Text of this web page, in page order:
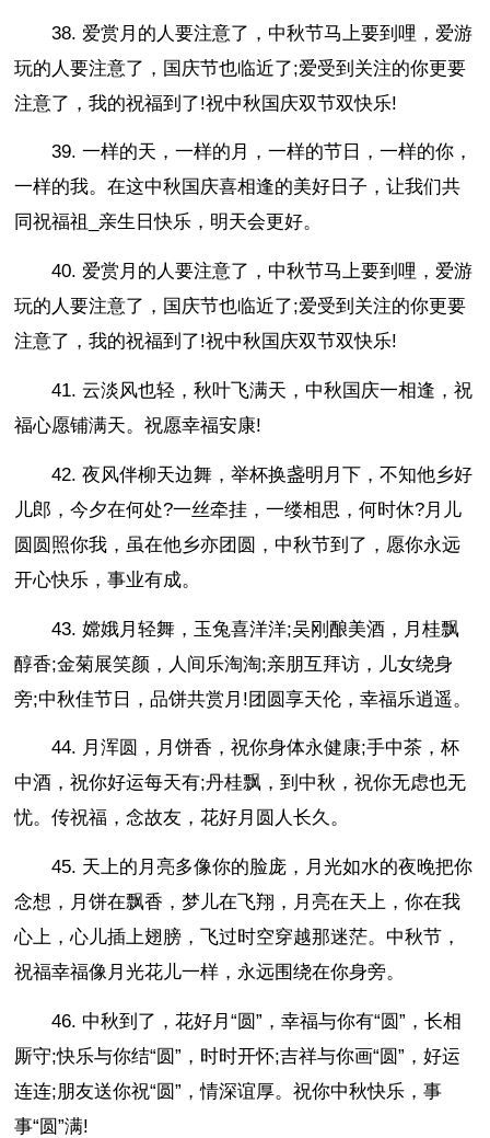
38. 爱赏月的人要注意了，中秋节马上要到哩，爱游
玩的人要注意了，国庆节也临近了;爱受到关注的你更要
注意了，我的祝福到了!祝中秋国庆双节双快乐!
39. 一样的天，一样的月，一样的节日，一样的你，
一样的我。在这中秋国庆喜相逢的美好日子，让我们共
同祝福祖_亲生日快乐，明天会更好。
40. 爱赏月的人要注意了，中秋节马上要到哩，爱游
玩的人要注意了，国庆节也临近了;爱受到关注的你更要
注意了，我的祝福到了!祝中秋国庆双节双快乐!
41. 云淡风也轻，秋叶飞满天，中秋国庆一相逢，祝
福心愿铺满天。祝愿幸福安康!
42. 夜风伴柳天边舞，举杯换盏明月下，不知他乡好
儿郎，今夕在何处?一丝牵挂，一缕相思，何时休?月儿
圆圆照你我，虽在他乡亦团圆，中秋节到了，愿你永远
开心快乐，事业有成。
43. 嫦娥月轻舞，玉兔喜洋洋;吴刚酿美酒，月桂飘
醇香;金菊展笑颜，人间乐淘淘;亲朋互拜访，儿女绕身
旁;中秋佳节日，品饼共赏月!团圆享天伦，幸福乐逍遥。
44. 月浑圆，月饼香，祝你身体永健康;手中茶，杯
中酒，祝你好运每天有;丹桂飘，到中秋，祝你无虑也无
忧。传祝福，念故友，花好月圆人长久。
45. 天上的月亮多像你的脸庞，月光如水的夜晚把你
念想，月饼在飘香，梦儿在飞翔，月亮在天上，你在我
心上，心儿插上翅膀，飞过时空穿越那迷茫。中秋节，
祝福幸福像月光花儿一样，永远围绕在你身旁。
46. 中秋到了，花好月“圆”，幸福与你有“圆”，长相
厮守;快乐与你结“圆”，时时开怀;吉祥与你画“圆”，好运
连连;朋友送你祝“圆”，情深谊厚。祝你中秋快乐，事
事“圆”满!